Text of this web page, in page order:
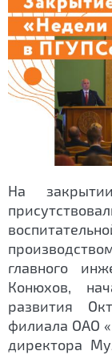
На
главного
Конюхов,
развития
филиала ОАО
директора